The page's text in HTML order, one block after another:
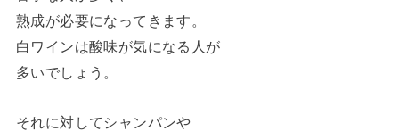
熟成が必要になってきます。
白ワインは酸味が気になる人が
多いでしょう。
それに対してシャンパンや